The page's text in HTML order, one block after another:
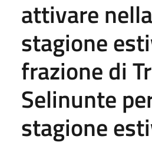
attivare nella
stagione
frazione di
Selinunte
stagione